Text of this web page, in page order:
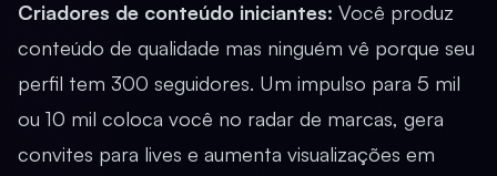
Criadores de conteúdo iniciantes: Você produz
conteúdo de qualidade mas ninguém vê porque seu
perfil tem 300 seguidores. Um impulso para 5 mil
ou 10 mil coloca você no radar de marcas, gera
convites para lives e aumenta visualizações em